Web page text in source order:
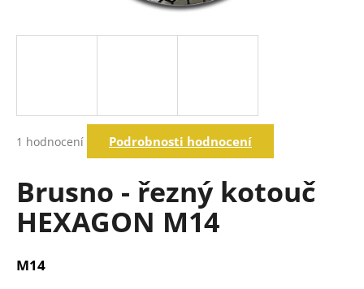
hodnocení
5,0
1 hodnocení Podrobnosti hodnocení
Brusno - řezný kotouč
HEXAGON M14
M14
j
D
p